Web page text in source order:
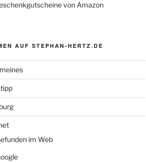
von Amazon
AUF STEPHAN-HERTZ.DE
im Web